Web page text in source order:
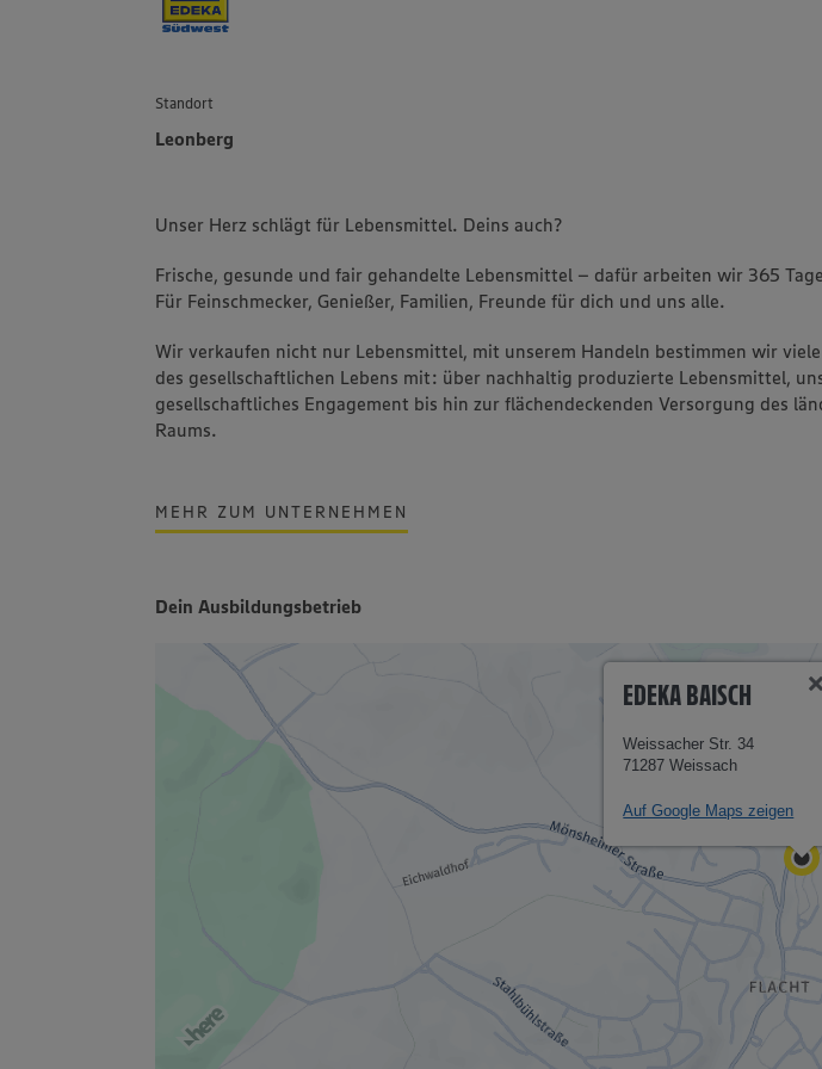
Standort
Leonberg
Unser Herz schlägt für Lebensmittel. Deins auch?
Frische, gesunde und fair gehandelte Lebensmittel – dafür arbeiten wir 365
Für Feinschmecker, Genießer, Familien, Freunde für dich und uns alle.
Wir verkaufen nicht nur Lebensmittel, mit unserem Handeln bestimmen wir
des gesellschaftlichen Lebens mit: über nachhaltig produzierte Lebensmittel,
gesellschaftliches Engagement bis hin zur flächendeckenden Versorgung des
Raums.
MEHR ZUM UNTERNEHMEN
Dein Ausbildungsbetrieb
EDEKA BAISCH
Weissacher Str. 34
71287 Weissach
Auf Google Maps zeigen